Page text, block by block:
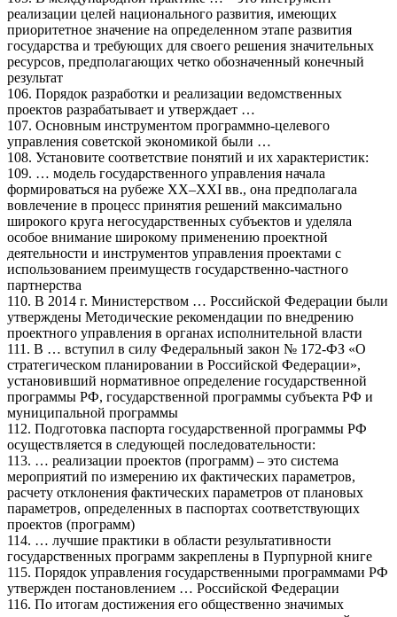
реализации целей национального развития, имеющих
приоритетное значение на определенном этапе развития
государства и требующих для своего решения значительных
ресурсов, предполагающих четко обозначенный конечный
результат
106. Порядок разработки и реализации ведомственных
проектов разрабатывает и утверждает …
107. Основным инструментом программно-целевого
управления советской экономикой были …
108. Установите соответствие понятий и их характеристик:
109. … модель государственного управления начала
формироваться на рубеже XX–XXI вв., она предполагала
вовлечение в процесс принятия решений максимально
широкого круга негосударственных субъектов и уделяла
особое внимание широкому применению проектной
деятельности и инструментов управления проектами с
использованием преимуществ государственно-частного
партнерства
110. В 2014 г. Министерством … Российской Федерации были
утверждены Методические рекомендации по внедрению
проектного управления в органах исполнительной власти
111. В … вступил в силу Федеральный закон № 172-ФЗ «О
стратегическом планировании в Российской Федерации»,
установивший нормативное определение государственной
программы РФ, государственной программы субъекта РФ и
муниципальной программы
112. Подготовка паспорта государственной программы РФ
осуществляется в следующей последовательности:
113. … реализации проектов (программ) – это система
мероприятий по измерению их фактических параметров,
расчету отклонения фактических параметров от плановых
параметров, определенных в паспортах соответствующих
проектов (программ)
114. … лучшие практики в области результативности
государственных программ закреплены в Пурпурной книге
115. Порядок управления государственными программами РФ
утвержден постановлением … Российской Федерации
116. По итогам достижения его общественно значимых